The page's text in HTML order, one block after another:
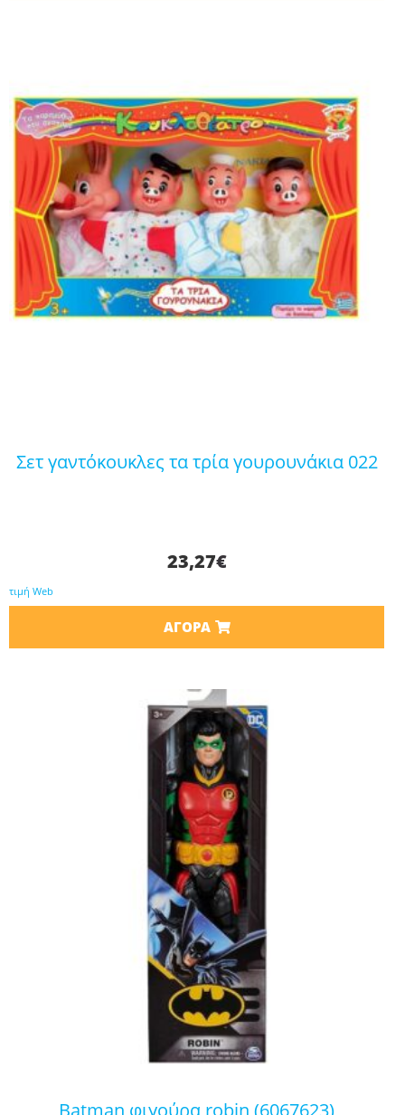
σετ γαντόκουκλες τα τρία γουρουνάκια 022
23,27€
τιμή Web
ΑΓΟΡΆ
batman φιγούρα robin (6067623)